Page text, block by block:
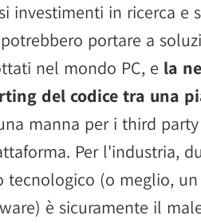
investimenti in ricerca e
portare a
nel mondo PC, e la
del codice tra una
manna per i third
Per l'industria,
tecnologico (o meglio,
è sicuramente il